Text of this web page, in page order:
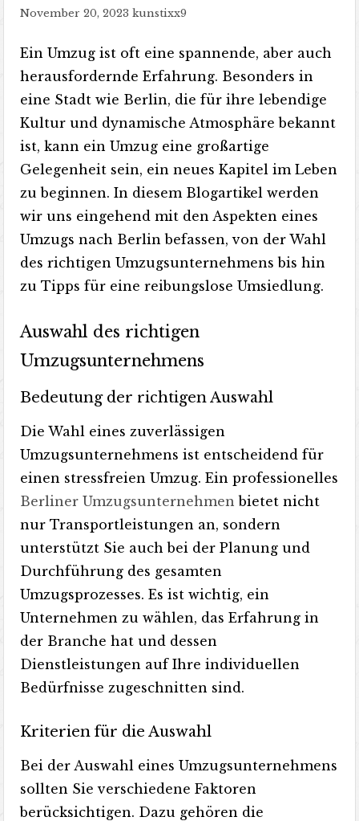
November 20, 2023 kunstixx9
Ein Umzug ist oft eine spannende, aber auch
herausfordernde Erfahrung. Besonders in
eine Stadt wie Berlin, die für ihre lebendige
Kultur und dynamische Atmosphäre bekannt
ist, kann ein Umzug eine großartige
Gelegenheit sein, ein neues Kapitel im Leben
zu beginnen. In diesem Blogartikel werden
wir uns eingehend mit den Aspekten eines
Umzugs nach Berlin befassen, von der Wahl
des richtigen Umzugsunternehmens bis hin
zu Tipps für eine reibungslose Umsiedlung.
Auswahl des richtigen
Umzugsunternehmens
Bedeutung der richtigen Auswahl
Die Wahl eines zuverlässigen
Umzugsunternehmens ist entscheidend für
einen stressfreien Umzug. Ein professionelles
Berliner Umzugsunternehmen bietet nicht
nur Transportleistungen an, sondern
unterstützt Sie auch bei der Planung und
Durchführung des gesamten
Umzugsprozesses. Es ist wichtig, ein
Unternehmen zu wählen, das Erfahrung in
der Branche hat und dessen
Dienstleistungen auf Ihre individuellen
Bedürfnisse zugeschnitten sind.
Kriterien für die Auswahl
Bei der Auswahl eines Umzugsunternehmens
sollten Sie verschiedene Faktoren
berücksichtigen. Dazu gehören die